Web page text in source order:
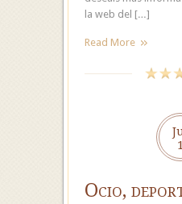
la web del […]
Read More
1
Ocio,